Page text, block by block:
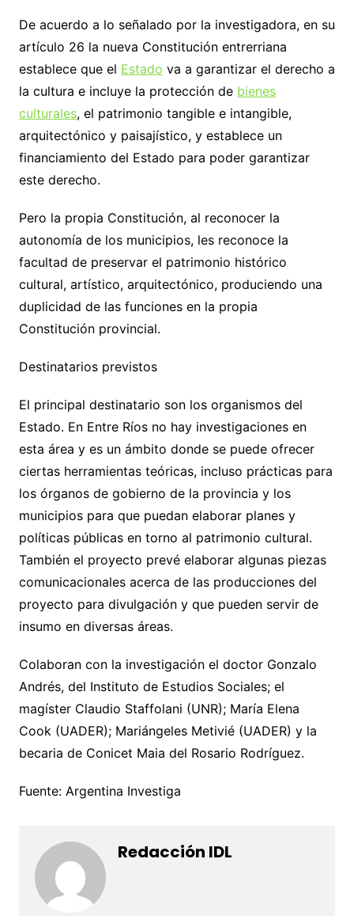
De acuerdo a lo señalado por la investigadora, en su
artículo 26 la nueva Constitución entrerriana
establece que el Estado va a garantizar el derecho a
la cultura e incluye la protección de bienes
culturales, el patrimonio tangible e intangible,
arquitectónico y paisajístico, y establece un
financiamiento del Estado para poder garantizar
este derecho.
Pero la propia Constitución, al reconocer la
autonomía de los municipios, les reconoce la
facultad de preservar el patrimonio histórico
cultural, artístico, arquitectónico, produciendo una
duplicidad de las funciones en la propia
Constitución provincial.
Destinatarios previstos
El principal destinatario son los organismos del
Estado. En Entre Ríos no hay investigaciones en
esta área y es un ámbito donde se puede ofrecer
ciertas herramientas teóricas, incluso prácticas para
los órganos de gobierno de la provincia y los
municipios para que puedan elaborar planes y
políticas públicas en torno al patrimonio cultural.
También el proyecto prevé elaborar algunas piezas
comunicacionales acerca de las producciones del
proyecto para divulgación y que pueden servir de
insumo en diversas áreas.
Colaboran con la investigación el doctor Gonzalo
Andrés, del Instituto de Estudios Sociales; el
magíster Claudio Staffolani (UNR); María Elena
Cook (UADER); Mariángeles Metivié (UADER) y la
becaria de Conicet Maia del Rosario Rodríguez.
Fuente: Argentina Investiga
Redacción IDL